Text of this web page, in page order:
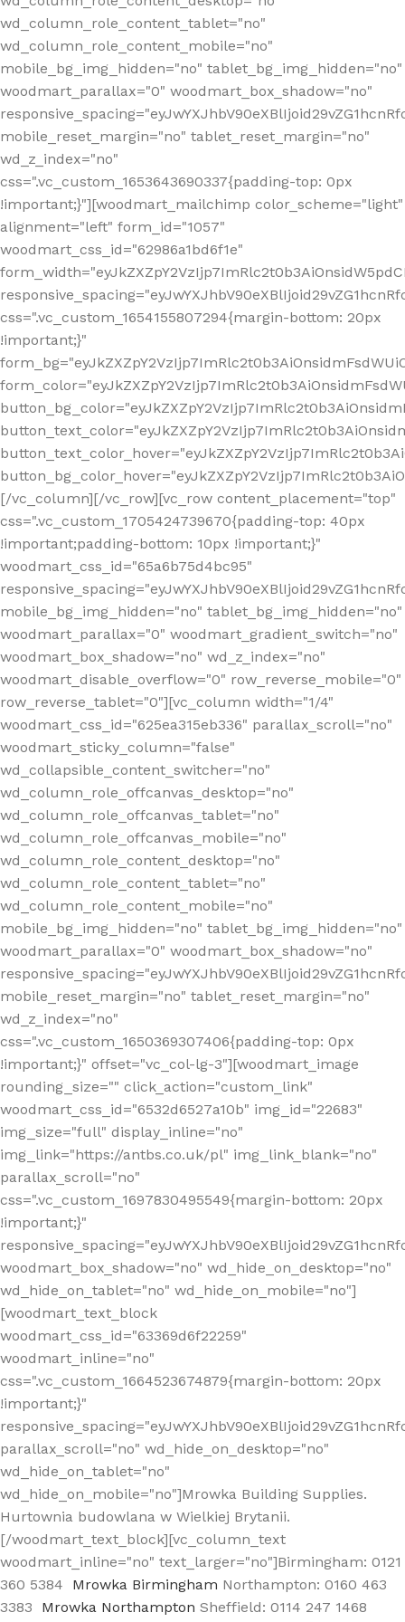
wd_column_role_content_tablet="no"
wd_column_role_content_mobile="no"
mobile_bg_img_hidden="no" tablet_bg_img_hidden="no"
woodmart_parallax="0" woodmart_box_shadow="no"
mobile_reset_margin="no" tablet_reset_margin="no"
wd_z_index="no"
css=".vc_custom_1653643690337{padding-top: 0px
!important;}"][woodmart_mailchimp color_scheme="light"
alignment="left" form_id="1057"
woodmart_css_id="62986a1bd6f1e"
css=".vc_custom_1654155807294{margin-bottom: 20px
!important;}"
[/vc_column][/vc_row][vc_row content_placement="top"
css=".vc_custom_1705424739670{padding-top: 40px
!important;padding-bottom: 10px !important;}"
woodmart_css_id="65a6b75d4bc95"
mobile_bg_img_hidden="no" tablet_bg_img_hidden="no"
woodmart_parallax="0" woodmart_gradient_switch="no"
woodmart_box_shadow="no" wd_z_index="no"
woodmart_disable_overflow="0" row_reverse_mobile="0"
row_reverse_tablet="0"][vc_column width="1/4"
woodmart_css_id="625ea315eb336" parallax_scroll="no"
woodmart_sticky_column="false"
wd_collapsible_content_switcher="no"
wd_column_role_offcanvas_desktop="no"
wd_column_role_offcanvas_tablet="no"
wd_column_role_offcanvas_mobile="no"
wd_column_role_content_desktop="no"
wd_column_role_content_tablet="no"
wd_column_role_content_mobile="no"
mobile_bg_img_hidden="no" tablet_bg_img_hidden="no"
woodmart_parallax="0" woodmart_box_shadow="no"
mobile_reset_margin="no" tablet_reset_margin="no"
wd_z_index="no"
css=".vc_custom_1650369307406{padding-top: 0px
!important;}" offset="vc_col-lg-3"][woodmart_image
rounding_size="" click_action="custom_link"
woodmart_css_id="6532d6527a10b" img_id="22683"
img_size="full" display_inline="no"
img_link="https://antbs.co.uk/pl" img_link_blank="no"
parallax_scroll="no"
css=".vc_custom_1697830495549{margin-bottom: 20px
!important;}"
woodmart_box_shadow="no" wd_hide_on_desktop="no"
wd_hide_on_tablet="no" wd_hide_on_mobile="no"]
[woodmart_text_block
woodmart_css_id="63369d6f22259"
woodmart_inline="no"
css=".vc_custom_1664523674879{margin-bottom: 20px
!important;}"
parallax_scroll="no" wd_hide_on_desktop="no"
wd_hide_on_tablet="no"
wd_hide_on_mobile="no"]Mrowka Building Supplies.
Hurtownia budowlana w Wielkiej Brytanii.
[/woodmart_text_block][vc_column_text
woodmart_inline="no" text_larger="no"]Birmingham: 0121
360 5384
Mrowka Birmingham Northampton: 0160 463
3383
Mrowka Northampton Sheffield: 0114 247 1468